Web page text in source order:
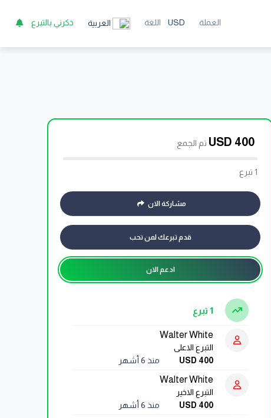
العملة USD اللغة العربية ذكرني بالتبرع
400 تم الجمع
1 تبرع
مشاركة الان
قدم تبرعك لمن تحب
ادعم الان
1 تبرع
Walter White
التبرع الاعلى
USD 400
منذ 6 أشهر
Walter White
التبرع الاخير
USD 400
منذ 6 أشهر